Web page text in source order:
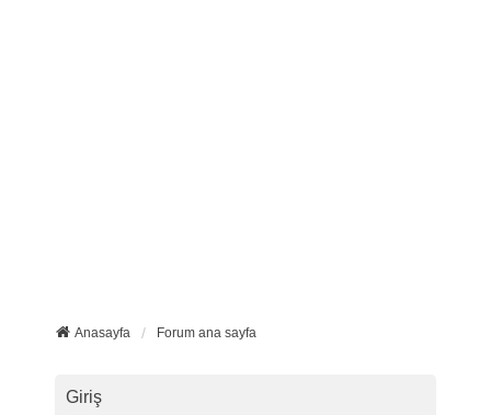
Anasayfa Forum ana sayfa
Giriş